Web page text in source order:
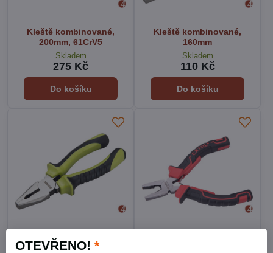
Kleště kombinované,
200mm, 61CrV5
Skladem
275 Kč
Do košíku
Kleště kombinované,
160mm
Skladem
110 Kč
Do košíku
Kleště kombinované,
175mm
OTEVŘENO! *